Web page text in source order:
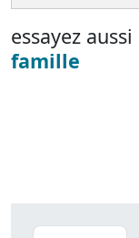
essayez aussi
famille